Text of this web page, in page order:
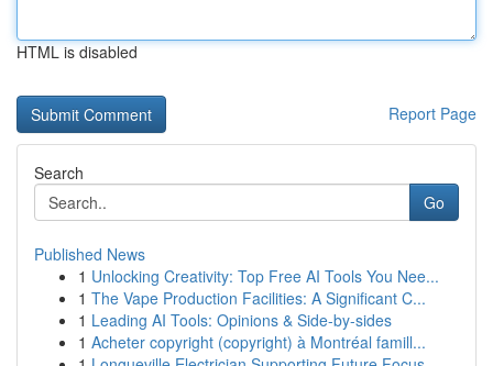
HTML is disabled
Report Page
Search
Go
Published News
1 Unlocking Creativity: Top Free AI Tools You Nee...
1 The Vape Production Facilities: A Significant C...
1 Leading AI Tools: Opinions & Side-by-sides
1 Acheter copyright (copyright) à Montréal famill...